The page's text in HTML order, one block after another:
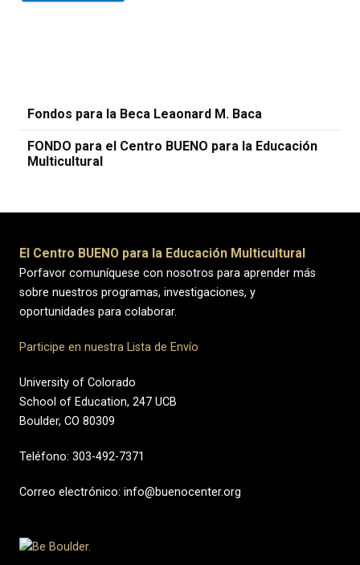
Fondos para la Beca Leaonard M. Baca
FONDO para el Centro BUENO para la Educación
Multicultural
El Centro BUENO para la Educación Multicultural
Porfavor comuníquese con nosotros para aprender más
sobre nuestros programas, investigaciones, y
oportunidades para colaborar.
Participe en nuestra Lista de Envío
University of Colorado
School of Education, 247 UCB
Boulder, CO 80309
Teléfono: 303-492-7371
Correo electrónico: info@buenocenter.org